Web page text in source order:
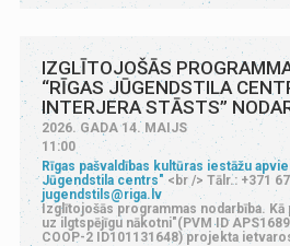
IZGLĪTOJOŠĀS
“RĪGAS JŪGENDSTILA
INTERJERA STĀSTS”
2026. GADA 14. MAIJS
11:00
Rīgas pašvaldības kultūras iestāžu
Jūgendstila centrs"<br /> Tālr.: +371
jugendstils@riga.lv
Izglītojošās programmas nodarbība. Kā
uz ilgtspējīgu nākotni"(PVM ID
COOP-2 ID101131648) projekta